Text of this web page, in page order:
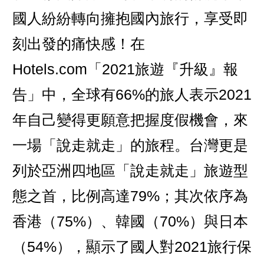
國人紛紛轉向擁抱國內旅行，享受即
刻出發的痛快感！在
Hotels.com「2021旅遊『升級』報
告」中，全球有66%的旅人表示2021
年自己變得更願意把握度假機會，來
一場「說走就走」的旅程。台灣更是
列於亞洲四地區「說走就走」旅遊型
態之首，比例高達79%；其次依序為
香港（75%）、韓國（70%）與日本
（54%），顯示了國人對2021旅行保